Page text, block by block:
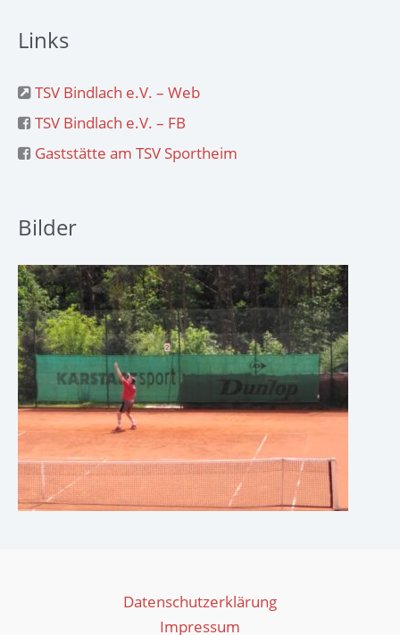
Links
TSV Bindlach e.V. – Web
TSV Bindlach e.V. – FB
Gaststätte am TSV Sportheim
Bilder
Datenschutzerklärung
Impressum